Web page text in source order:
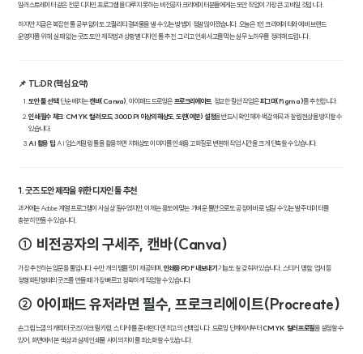
일러스트레이터 같은 전문 디자인 프로그램을 다루지 못하는 비전공자 크리에이터분들에게는 도안 작업이 가장 큰 고비일 것입니다.
하지만 지금은 복잡한 툴 공부 없이도 고퀄리티 결과물을 낼 수 있는 방법이 정말 많아졌습니다. 오늘은 1인 크리에이터와 예비 브랜드
운영자를 위해, 실패 없는 굿즈 도안 제작법과 상황별 디자인 툴 추천, 그리고 인쇄 사고를 막는 실무 노하우를 정리해 드립니다.
📌 TL;DR (핵심 요약)
도안 툴 선택: 단순 배치는캔바(Canva), 아이패드 드로잉은 프로크리에이트, 정교한 칼선 작업은피그마(Figma)를 추천합니다.
인쇄 필수 체크: CMYK 컬러 모드,300DPI 이상의 해상도 ,도련(여분) 설정을 반드시 확인해야 색감 왜곡과 잘림 현상을 방지할 수
있습니다.
AI 활용 팁: AI 업스케일링 툴을 활용하면 저해상도 이미지를 인쇄용 고화질로 변환해 작업 시간을 크게 단축할 수 있습니다.
1. 굿즈 도안 제작을 위한 디자인 툴 추천
과거에는 Adobe 계열 프로그램이 사실상 필수였지만, 이제는 용도에 맞는 가벼운 툴만으로도 공장에 바로 넘길 수 있는 발주 데이터를
충분히 만들 수 있습니다.
① 비전공자의 구세주, 캔바(Canva)
가장 추천하는 입문용 툴입니다. 수만 개의 템플릿이 제공되며,인쇄용 PDF 내보내기 기능도 잘 갖춰져 있습니다. 스티커, 명함, 엽서 등
정형화된 형태의 굿즈를 만들 때 가장 빠르고 정확하게 작업할 수 있습니다.
② 아이패드 유저라면 필수, 프로크리에이트(Procreate)
손그림 느낌의 캐릭터 굿즈(아크릴 키링, 스티커)를 준비한다면 최고의 선택입니다. 드로잉 단계에서부터 CMYK 컬러 프로필을 설정할 수
있어, 화면에서 본 색상과 실제 인쇄물 사이의 차이를 최소화할 수 있습니다.